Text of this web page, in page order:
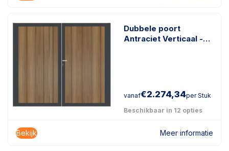
Dubbele poort
Antraciet Verticaal -
vanaf€2.274,34per Stuk
Beschikbaar in 12 opties
Bekijk Meer informatie